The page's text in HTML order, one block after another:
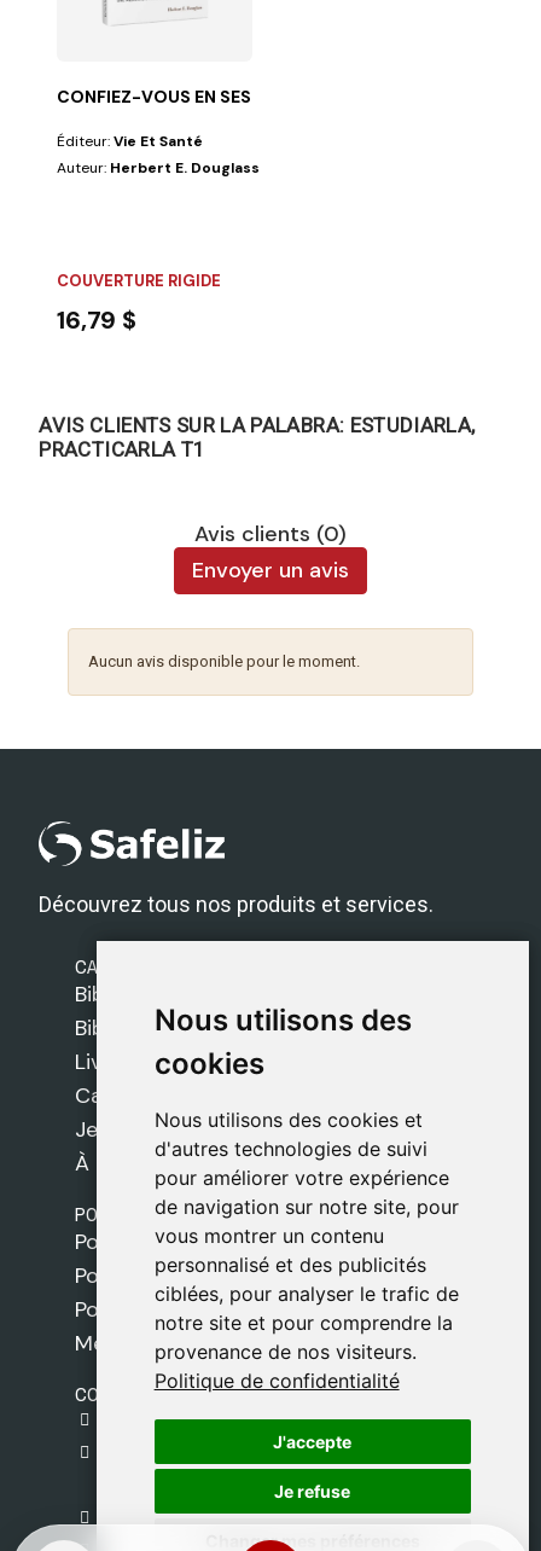
Nous utilisons des
cookies
Nous utilisons des cookies et
d'autres technologies de suivi
pour améliorer votre expérience
de navigation sur notre site, pour
vous montrer un contenu
personnalisé et des publicités
ciblées, pour analyser le trafic de
notre site et pour comprendre la
provenance de nos visiteurs.
Politique de confidentialité
J'accepte
Je refuse
Changer mes préférences
Nous utilisons des
cookies
Nous utilisons des cookies et
d'autres technologies de suivi
pour améliorer votre expérience
de navigation sur notre site, pour
vous montrer un contenu
personnalisé et des publicités
ciblées, pour analyser le trafic de
notre site et pour comprendre la
provenance de nos visiteurs.
Politique de confidentialité
J'accepte
Je refuse
Changer mes préférences
CONFIEZ-VOUS EN SES PROPHÈTES
Éditeur:Vie Et Santé
Auteur: Herbert E. Douglass
COUVERTURE RIGIDE
16,79 $
AVIS CLIENTS SUR LA PALABRA: ESTUDIARLA,
PRACTICARLA T1
Avis clients (0)
Envoyer un avis
Aucun avis disponible pour le moment.
Découvrez tous nos produits et services.
CATÉGORIES
Bibles Safeliz
Bibles
Livres
Cadeaux
Jeux
À propos de nous
POLITIQUES
Politique de livraison
Politique de cookies
Politique de confidentialité
Mentions légales
CONTACT
gestion@safeliz.com
C. del Pradillo, 6, 28770 Colmenar Viejo,
+34 918 459 877